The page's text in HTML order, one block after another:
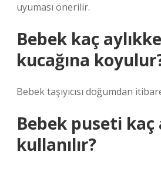
uyuması önerilir.
Bebek kaç
kucağına
Bebek taşıyıcısı doğumdan
Bebek puseti kaç
kullanılır?